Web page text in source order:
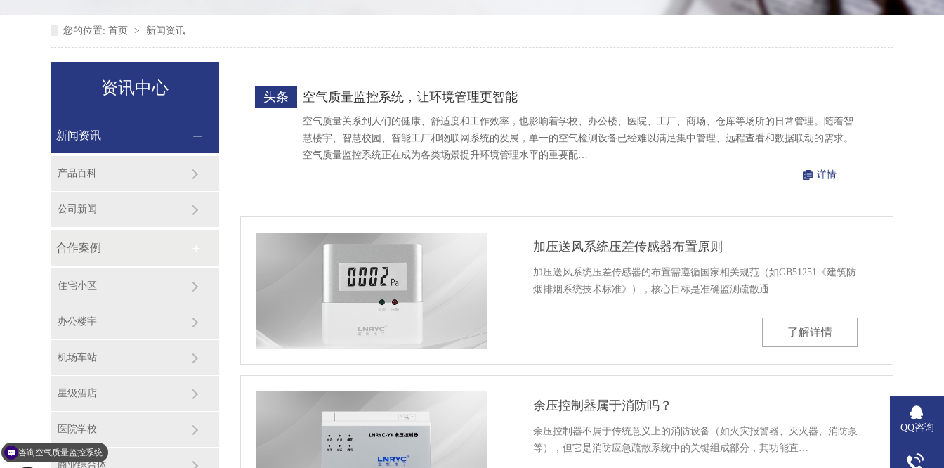
您的位置: 首页 > 新闻资讯
资讯中心
新闻资讯
产品百科
公司新闻
合作案例
住宅小区
办公楼宇
机场车站
星级酒店
医院学校
商业综合体
空气质量监控系统，让环境管理更智能
头条
空气质量关系到人们的健康、舒适度和工作效率，也影响着学校、办公楼、医院、工厂、商场、仓库等场所的日常管理。随着智
慧楼宇、智慧校园、智能工厂和物联网系统的发展，单一的空气检测设备已经难以满足集中管理、远程查看和数据联动的需求。
空气质量监控系统正在成为各类场景提升环境管理水平的重要配…
详情
加压送风系统压差传感器布置原则
加压送风系统压差传感器的布置需遵循国家相关规范（如GB51251《建筑防
烟排烟系统技术标准》），核心目标是准确监测疏散通…
了解详情
余压控制器属于消防吗？
余压控制器不属于传统意义上的消防设备（如火灾报警器、灭火器、消防泵
等），但它是消防应急疏散系统中的关键组成部分，其功能直…
QQ咨询
咨询空气质量监控系统
可以报价吗